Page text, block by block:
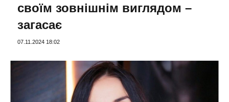
своїм зовнішнім виглядом –
загасає
07.11.2024 18:02